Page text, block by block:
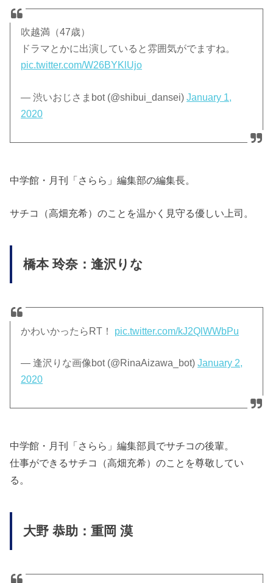
吹越満（47歳）
ドラマとかに出演していると雰囲気がでますね。
pic.twitter.com/W26BYKlUjo
— 渋いおじさまbot (@shibui_dansei)January 1,
2020
中学館・月刊「さらら」編集部の編集長。
サチコ（高畑充希）のことを温かく見守る優しい上司。
橋本 玲奈：逢沢りな
かわいかったらRT！ pic.twitter.com/kJ2QlWWbPu
— 逢沢りな画像bot (@RinaAizawa_bot)January 2,
2020
中学館・月刊「さらら」編集部員でサチコの後輩。
仕事ができるサチコ（高畑充希）のことを尊敬してい
る。
大野 恭助：重岡 漠